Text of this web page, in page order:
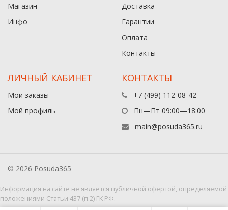
Магазин
Инфо
Доставка
Гарантии
Оплата
Контакты
ЛИЧНЫЙ КАБИНЕТ
Мои заказы
Мой профиль
КОНТАКТЫ
+7 (499) 112-08-42
Пн—Пт 09:00—18:00
main@posuda365.ru
© 2026 Posuda365
Информация на сайте не является публичной офертой, определяемой
положениями Статьи 437 (п.2) ГК РФ.